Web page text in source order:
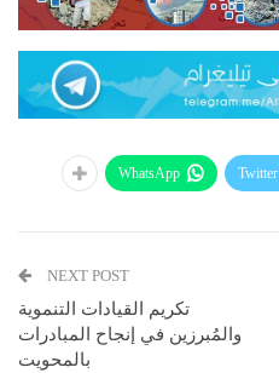
Twitter
WhatsApp
NEXT POST
تكريم القيادات التنموية
والمُبرزين في إنجاح المبادرات
بالمحويت